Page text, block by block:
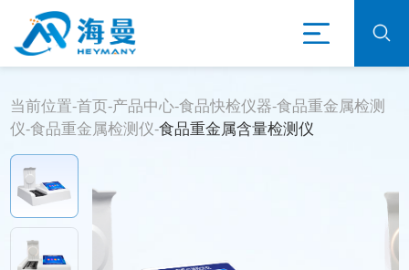
当前位置-首页-产品中心-食品快检仪器-食品重金属检测
仪-食品重金属检测仪-食品重金属含量检测仪